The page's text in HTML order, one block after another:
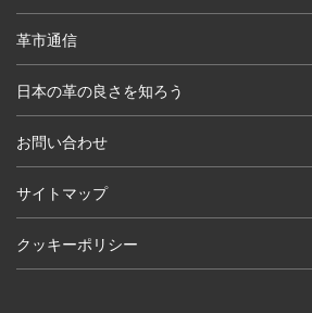
革市通信
日本の革の良さを知ろう
お問い合わせ
サイトマップ
クッキーポリシー